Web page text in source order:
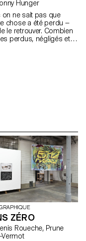
Ronny Hunger
on ne sait pas que
chose a été perdu —
le retrouver. Combien
perdus, négligés et
et de prise de
ont été détruits? Nous
retrouvé 8 de ces
et avons travaillé sur
en essayant de
leur atmosphère,
oubliée, afin de
leurs incroyables
ZÉRO